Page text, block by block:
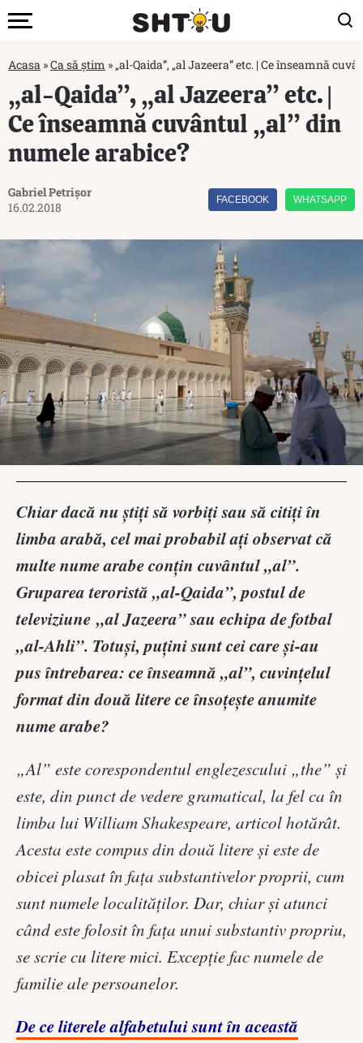
Acasa »Ca să știm »„al-Qaida”, „al Jazeera” etc. | Ce înseamnă
„al-Qaida”, „al Jazeera” etc. |
Ce înseamnă cuvântul „al” din
numele arabice?
Gabriel Petrișor
16.02.2018
FACEBOOK WHATSAPP
Chiar dacă nu știți să vorbiți sau să citiți în
limba arabă, cel mai probabil ați observat că
multe nume arabe conțin cuvântul „al”.
Gruparea teroristă „al-Qaida”, postul de
televiziune „al Jazeera” sau echipa de fotbal
„al-Ahli”. Totuși, puțini sunt cei care și-au
pus întrebarea: ce înseamnă „al”, cuvințelul
format din două litere ce însoțește anumite
nume arabe?
„Al” este corespondentul englezescului „the” și
este, din punct de vedere gramatical, la fel ca în
limba lui William Shakespeare, articol hotărât.
Acesta este compus din două litere și este de
obicei plasat în fața substantivelor proprii, cum
sunt numele localităților. Dar, chiar și atunci
când este folosit în fața unui substantiv propriu,
se scrie cu litere mici. Excepție fac numele de
familie ale persoanelor.
De ce literele alfabetului sunt în această